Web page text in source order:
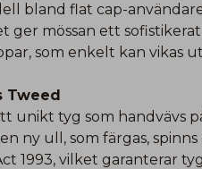
bland flat cap-
ger mössan ett
som enkelt kan vikas
Tweed
unikt tyg som handvävs
ny ull, som färgas,
1993, vilket garanterar